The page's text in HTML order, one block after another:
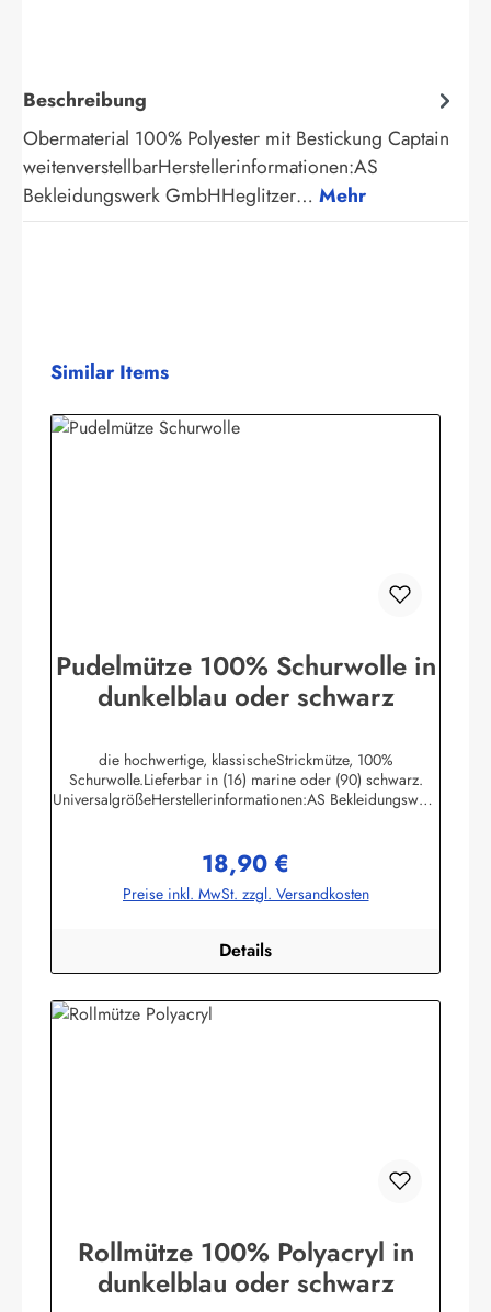
Beschreibung
Obermaterial 100% Polyester mit Bestickung Captain
weitenverstellbarHerstellerinformationen:AS
Bekleidungswerk GmbHHeglitzer… Mehr
Produktgalerie überspringen
Similar Items
Pudelmütze 100% Schurwolle in
dunkelblau oder schwarz
die hochwertige, klassischeStrickmütze, 100%
Schurwolle.Lieferbar in (16) marine oder (90) schwarz.
UniversalgrößeHerstellerinformationen:AS Bekleidungswerk
Regulärer Preis:
18,90 €
Preise inkl. MwSt. zzgl. Versandkosten
Details
Rollmütze 100% Polyacryl in
dunkelblau oder schwarz